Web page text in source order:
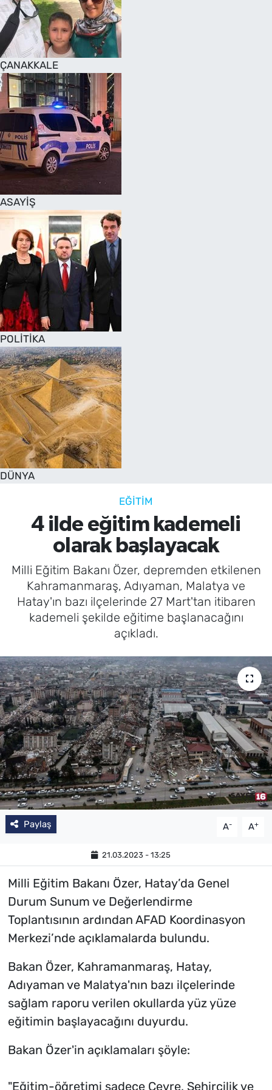
ÇANAKKALE
ASAYİŞ
POLİTİKA
DÜNYA
EĞİTİM
4 ilde eğitim kademeli
olarak başlayacak
Milli Eğitim Bakanı Özer, depremden etkilenen
Kahramanmaraş, Adıyaman, Malatya ve
Hatay'ın bazı ilçelerinde 27 Mart'tan itibaren
kademeli şekilde eğitime başlanacağını
açıkladı.
Paylaş A- A+
21.03.2023 - 13:25
Milli Eğitim Bakanı Özer, Hatay’da Genel
Durum Sunum ve Değerlendirme
Toplantısının ardından AFAD Koordinasyon
Merkezi’nde açıklamalarda bulundu.
Bakan Özer, Kahramanmaraş, Hatay,
Adıyaman ve Malatya'nın bazı ilçelerinde
sağlam raporu verilen okullarda yüz yüze
eğitimin başlayacağını duyurdu.
Bakan Özer'in açıklamaları şöyle:
"Eğitim-öğretimi sadece Çevre, Şehircilik ve
SAĞLIK
TV REHBERİ